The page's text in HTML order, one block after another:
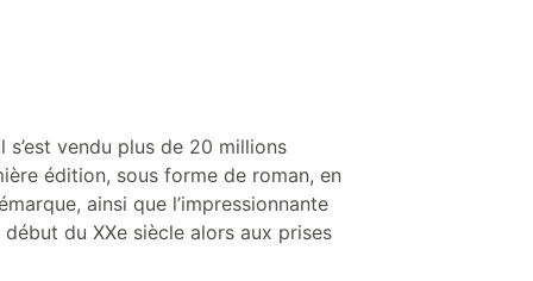
vendu plus de 20 millions
édition, sous forme de roman, en
ainsi que l’impressionnante
du XXe siècle alors aux prises